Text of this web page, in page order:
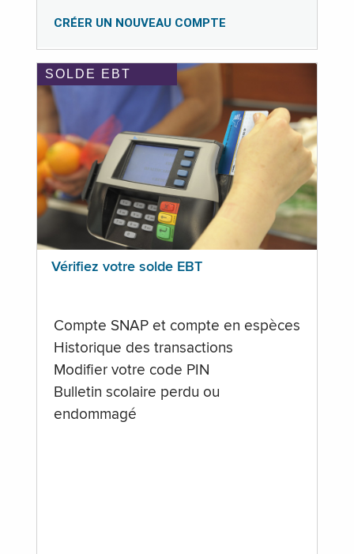
CRÉER UN NOUVEAU COMPTE
SOLDE EBT
Vérifiez votre solde EBT
Compte SNAP et compte en espèces
Historique des transactions
Modifier votre code PIN
Bulletin scolaire perdu ou
endommagé